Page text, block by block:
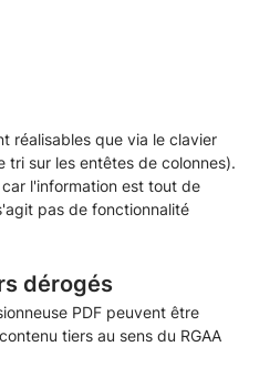
réalisables que via le clavier
tri sur les entêtes de colonnes).
l'information est tout de
pas de fonctionnalité
dérogés
PDF peuvent être
tiers au sens du RGAA